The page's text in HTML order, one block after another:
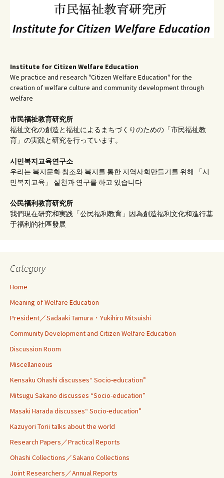
Institute for Citizen Welfare Education
We practice and research "Citizen Welfare Education" for the
creation of welfare culture and community development through
welfare
市民福祉教育研究所
福祉文化の創造と福祉によるまちづくりのための「市民福祉教
育」の実践と研究を行っています。
시민복지교육연구소
우리는 복지문화 창조와 복지를 통한 지역사회만들기를 위해 「시
민복지교육」 실천과 연구를 하고 있습니다
公民福利教育研究所
我們現在研究和実践「公民福利教育」因為創造福利文化和進行基
于福利的社區發展
Category
Home
Meaning of Welfare Education
President／Sadaaki Tamura・Yukihiro Mitsuishi
Community Development and Citizen Welfare Education
Discussion Room
Miscellaneous
Kensaku Ohashi discusses“ Socio-education”
Mitsugu Sakano discusses “Socio-education”
Masaki Harada discusses“ Socio-education”
Kazuyori Torii talks about the world
Research Papers／Practical Reports
Ohashi Collections／Sakano Collections
Joint Researchers／Annual Reports